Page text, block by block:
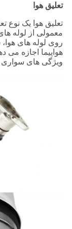
تعلیق هوا
تعلیق هوا یک نوع
معمولی از لوله
روی لوله های
هواپیما اجازه می
ویژگی های سواری